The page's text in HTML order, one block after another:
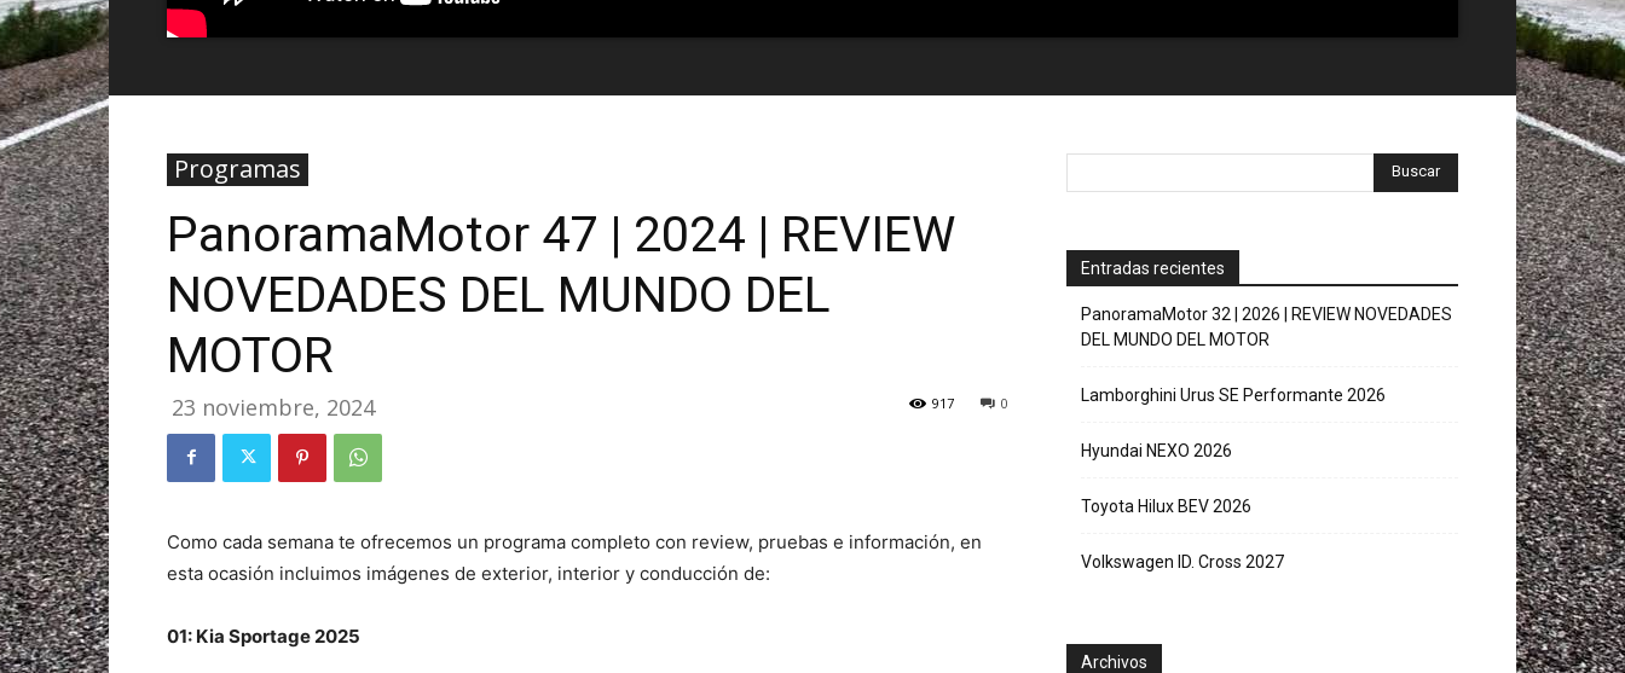
Programas
PanoramaMotor 47 | 2024 | REVIEW
NOVEDADES DEL MUNDO DEL
MOTOR
23 noviembre, 2024 0
917
Como cada semana te ofrecemos un programa completo con review, pruebas e información, en
esta ocasión incluimos imágenes de exterior, interior y conducción de:
01: Kia Sportage 2025
Entradas recientes
PanoramaMotor 32 | 2026 | REVIEW NOVEDADES
DEL MUNDO DEL MOTOR
Lamborghini Urus SE Performante 2026
Hyundai NEXO 2026
Toyota Hilux BEV 2026
Volkswagen ID. Cross 2027
Archivos